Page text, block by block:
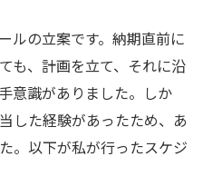
ルの立案です。納期直前に
も、計画を立て、それに沿
意識がありました。しか
した経験があったため、あ
。以下が私が行ったスケジ